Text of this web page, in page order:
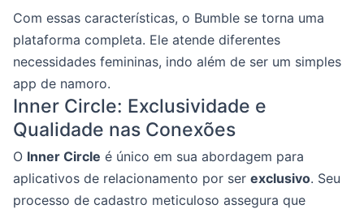
Com essas características, o Bumble se torna uma
plataforma completa. Ele atende diferentes
necessidades femininas, indo além de ser um simples
app de namoro.
Inner Circle: Exclusividade e
Qualidade nas Conexões
O Inner Circle é único em sua abordagem para
aplicativos de relacionamento por ser exclusivo. Seu
processo de cadastro meticuloso assegura que